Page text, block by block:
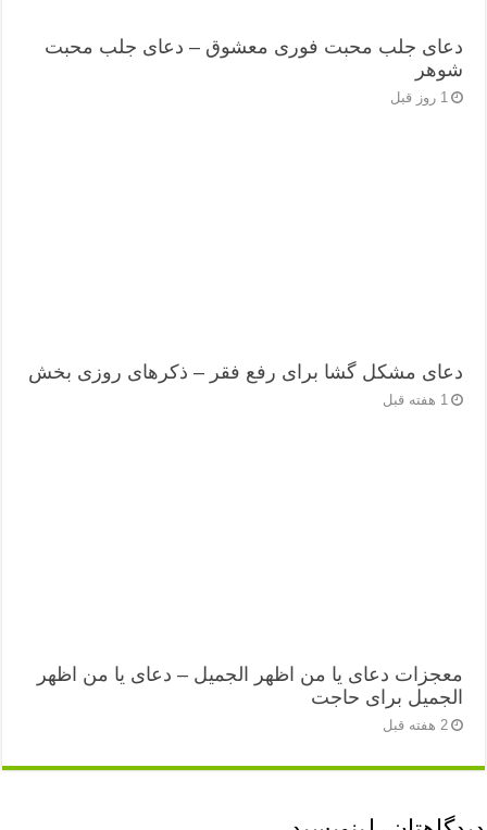
دعای جلب محبت فوری معشوق – دعای جلب محبت
شوهر
1 روز قبل
دعای مشکل گشا برای رفع فقر – ذکرهای روزی‌ بخش
1 هفته قبل
معجزات دعای یا من اظهر الجمیل – دعای یا من اظهر
الجمیل برای حاجت
2 هفته قبل